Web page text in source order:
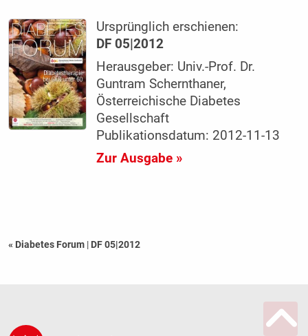
Ursprünglich erschienen:
DF 05|2012
Herausgeber: Univ.-Prof. Dr.
Guntram Schernthaner,
Österreichische Diabetes
Gesellschaft
Publikationsdatum: 2012-11-13
Zur Ausgabe »
« Diabetes Forum | DF 05|2012